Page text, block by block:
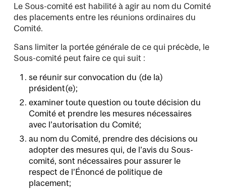
Le Sous-comité est habilité à agir au nom du Comité
des placements entre les réunions ordinaires du
Comité.
Sans limiter la portée générale de ce qui précède, le
Sous-comité peut faire ce qui suit :
se réunir sur convocation du (de la)
président(e);
examiner toute question ou toute décision du
Comité et prendre les mesures nécessaires
avec l’autorisation du Comité;
au nom du Comité, prendre des décisions ou
adopter des mesures qui, de l’avis du Sous-
comité, sont nécessaires pour assurer le
respect de l’Énoncé de politique de
placement;